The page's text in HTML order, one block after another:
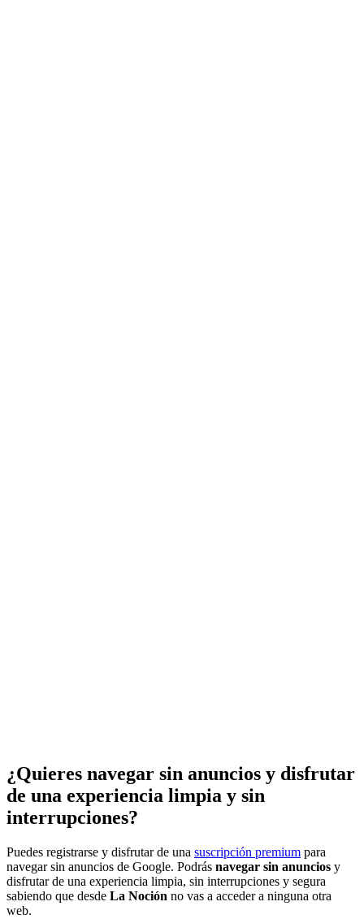
¿Quieres navegar sin anuncios y disfrutar
de una experiencia limpia y sin
interrupciones?
Puedes registrarse y disfrutar de una suscripción premium para
navegar sin anuncios de Google. Podrás navegar sin anuncios y
disfrutar de una experiencia limpia, sin interrupciones y segura
sabiendo que desde La Noción no vas a acceder a ninguna otra
web.